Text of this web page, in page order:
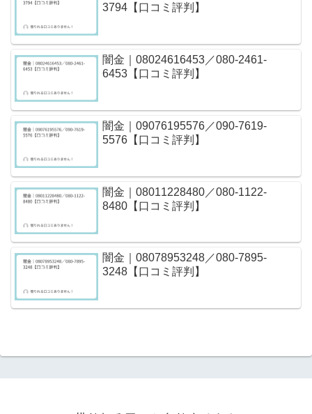
3794【口コミ評判】
闇金｜08024616453／080-2461-
6453【口コミ評判】
闇金｜09076195576／090-7619-
5576【口コミ評判】
闇金｜08011228480／080-1122-
8480【口コミ評判】
闇金｜08078953248／080-7895-
3248【口コミ評判】